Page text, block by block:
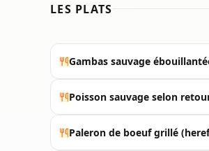
LES PLATS
Gambas sauvage
Poisson sauvage selon
Paleron de boeuf grillé